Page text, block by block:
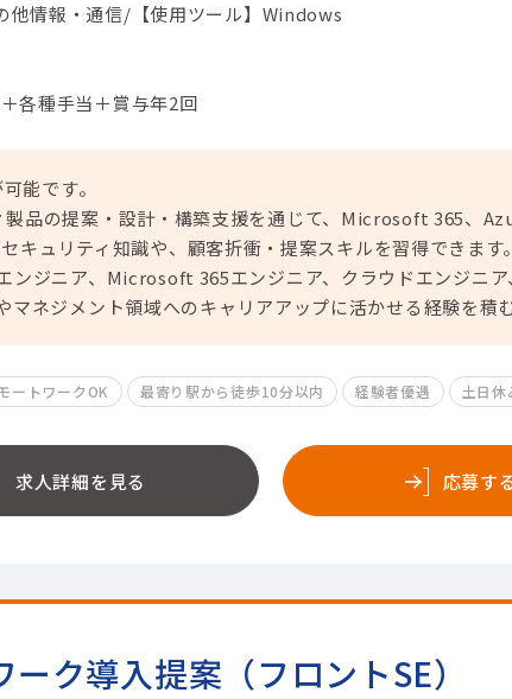
他情報・通信/【使用ツール】Windows
各種手当＋賞与年2回
能です。
品の提案・設計・構築支援を通じて、Microsoft 365、
キュリティ知識や、顧客折衝・提案スキルを習得できます。
ンジニア、Microsoft 365エンジニア、クラウドエンジニ
マネジメント領域へのキャリアアップに活かせる経験を積
ートワークOK 最寄り駅から徒歩10分以内 経験者優遇 土日休
求人詳細を見る 応募す
ク導入提案（フロントSE）